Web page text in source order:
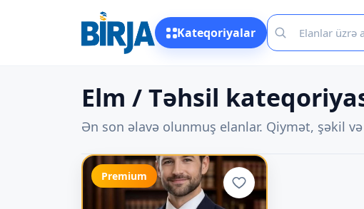
Kateqoriyalar
Elm / Təhsil
Ən son əlavə olunmuş elanlar. Qiymət, şəkil
Premium